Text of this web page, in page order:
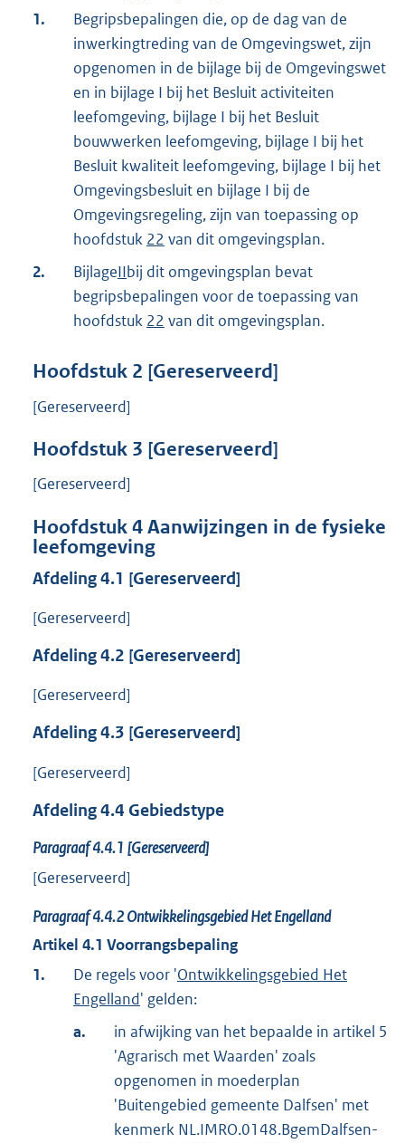
1.
Begripsbepalingen die, op de dag van de
inwerkingtreding van de Omgevingswet, zijn
opgenomen in de bijlage bij de Omgevingswet
en in bijlage I bij het Besluit activiteiten
leefomgeving, bijlage I bij het Besluit
bouwwerken leefomgeving, bijlage I bij het
Besluit kwaliteit leefomgeving, bijlage I bij het
Omgevingsbesluit en bijlage I bij de
Omgevingsregeling, zijn van toepassing op
hoofdstuk 22 van dit omgevingsplan.
2.
BijlageIIbij dit omgevingsplan bevat
begripsbepalingen voor de toepassing van
hoofdstuk 22 van dit omgevingsplan.
Hoofdstuk 2 [Gereserveerd]
[Gereserveerd]
Hoofdstuk 3 [Gereserveerd]
[Gereserveerd]
Hoofdstuk4Aanwijzingen in de fysieke
leefomgeving
Afdeling4.1 [Gereserveerd]
[Gereserveerd]
Afdeling4.2 [Gereserveerd]
[Gereserveerd]
Afdeling4.3 [Gereserveerd]
[Gereserveerd]
Afdeling4.4 Gebiedstype
Paragraaf4.4.1 [Gereserveerd]
[Gereserveerd]
Paragraaf4.4.2Ontwikkelingsgebied Het Engelland
Artikel 4.1 Voorrangsbepaling
1.
De regels voor 'Ontwikkelingsgebied Het
Engelland' gelden:
a.
in afwijking van het bepaalde in artikel 5
'Agrarisch met Waarden' zoals
opgenomen in moederplan
'Buitengebied gemeente Dalfsen' met
kenmerk NL.IMRO.0148.BgemDalfsen-